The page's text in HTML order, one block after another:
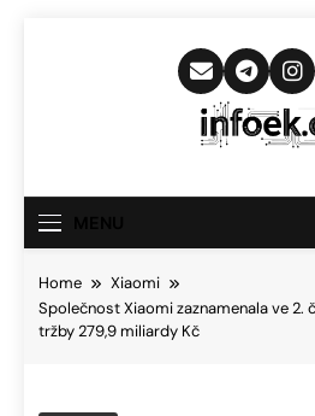
Home
Xiaomi
Společnost Xiaomi zaznamenala ve
tržby 279,9 miliardy Kč